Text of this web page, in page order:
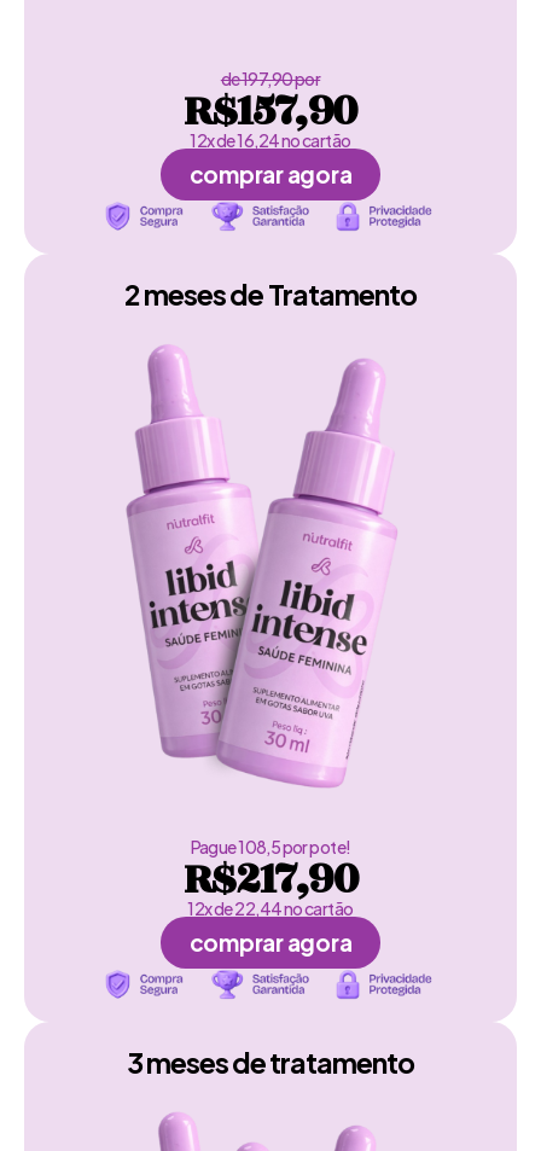
de 197,90 por
R$157,90
12x de 16,24 no cartão
comprar agora
2 meses de Tratamento
Pague 108,5 por pote!
R$217,90
12x de 22,44 no cartão
comprar agora
3 meses de tratamento